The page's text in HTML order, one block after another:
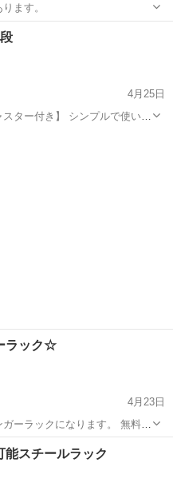
ます。
4月25日
シンプルで使いや
ラック☆
4月23日
ーラックになります。 無料で
願い致します。 分解希望の方
説はないのでご自身で組み立
能スチールラック